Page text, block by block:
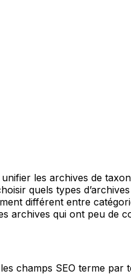
les archives de
quels types
différent entre
archives qui ont peu de
champs SEO terme